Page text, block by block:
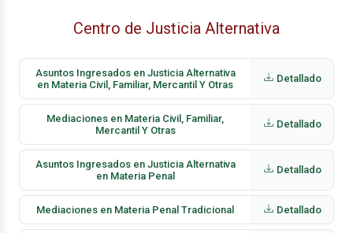
Centro de Justicia Alternativa
Asuntos Ingresados en Justicia Alternativa
en Materia Civil, Familiar, Mercantil Y Otras
Detallado
Mediaciones en Materia Civil, Familiar,
Mercantil Y Otras
Detallado
Asuntos Ingresados en Justicia Alternativa
en Materia Penal
Detallado
Mediaciones en Materia Penal Tradicional Detallado